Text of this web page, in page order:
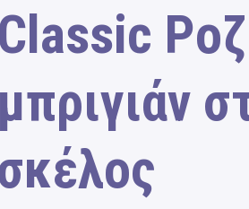
Classic
μπριγιάν